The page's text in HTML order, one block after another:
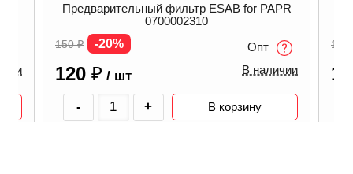
Предварительный фильтр ESAB for PAPR
0700002310
150₽ -20%
120 ₽ / шт
Опт
В наличии
- + В корзину
150